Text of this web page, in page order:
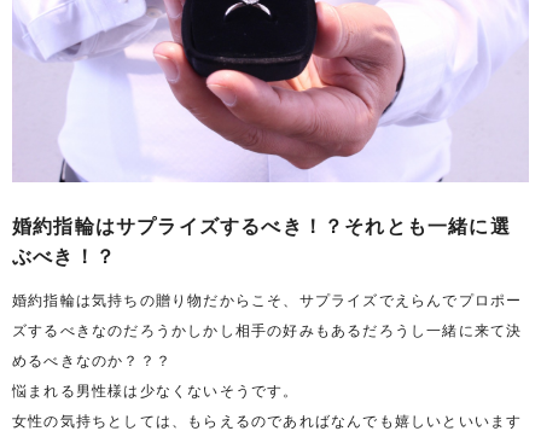
婚約指輪はサプライズするべき！？それとも一緒に選
ぶべき！？
婚約指輪は気持ちの贈り物だからこそ、サプライズでえらんでプロポー
ズするべきなのだろうかしかし相手の好みもあるだろうし一緒に来て決
めるべきなのか？？？
悩まれる男性様は少なくないそうです。
女性の気持ちとしては、もらえるのであればなんでも嬉しいといいます